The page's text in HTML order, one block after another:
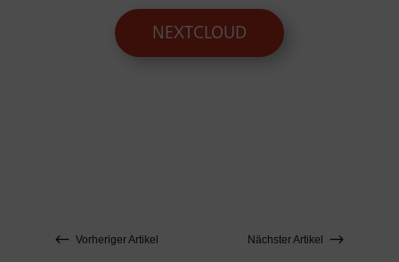
NEXTCLOUD
# Vorheriger Artikel Nächster Artikel $